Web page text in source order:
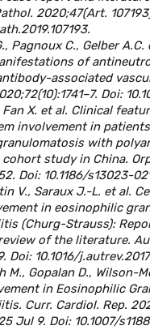
2020;47(Art.
Pagnoux C., Gelber A.C.
of
associated
Doi:
Fan X. et al. Clinical
involvement in
with
study in China.
Doi: 10.1186/s13023-
V., Saraux J.-L. et al.
in eosinophilic
(Churg-Strauss):
of the literature.
Doi: 10.1016/
M., Gopalan D., Wilson-
in Eosinophilic
Curr. Cardiol. Rep.
Jul 9. Doi: 10.1007/